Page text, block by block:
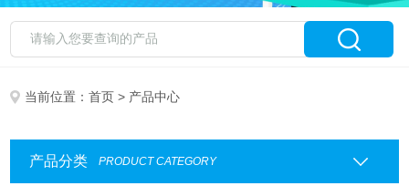
当前位置：首页 > 产品中心
产品分类 PRODUCT CATEGORY